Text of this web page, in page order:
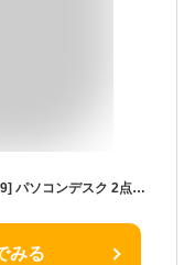
[枚数限定クーポン配布中! 4/1 0:00-4/7 9:59] パソコンデスク 2点セット デスク 幅120cm オフィスデスク パソコンラック 収納 システムデスク ワークデスク 机 つくえ 学習デスク 学習机 勉強机 大人 おしゃれ 木製 小学生 中学生 高校生 大学生 テレワーク
みる